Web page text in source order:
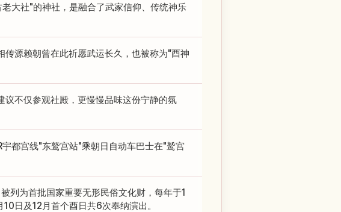
大社"的神社，是融合了武家信仰、传统神乐
源赖朝曾在此祈愿武运长久，也被称为"酉神
不仅参观社殿，更慢慢品味这份宁静的氛
都宫线"东鹫宫站"乘朝日自动车巴士在"鹫宫
列为首批国家重要无形民俗文化财，每年于1
日及12月首个酉日共6次奉纳演出。